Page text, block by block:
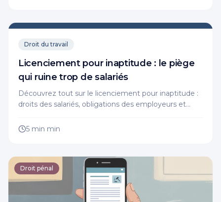
Droit du travail
Licenciement pour inaptitude : le piège
qui ruine trop de salariés
Découvrez tout sur le licenciement pour inaptitude :
droits des salariés, obligations des employeurs et
5 min min
Droit pénal